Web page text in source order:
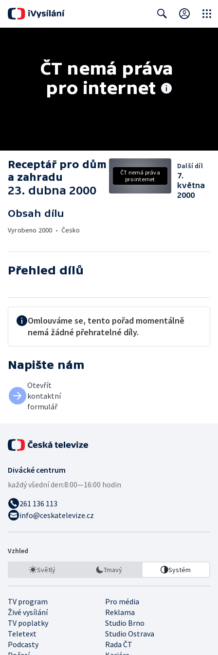
ČT nemá práva
pro internet
Receptář pro dům
a zahradu
23. dubna 2000
Obsah dílu
Vyrobeno 2000 • Česko
ČT nemá práva
pro internet
Další díl
7.
května
2000
Přehled dílů
Omlouváme se, tento pořad momentálně
nemá žádné přehratelné díly.
Napište nám
Otevřít
kontaktní
formulář
Divácké centrum
každý všední den:8:00—16:00 hodin
261 136 113
info@ceskatelevize.cz
Vzhled
Světlý Tmavý Systém
TV program
Pro média
Živé vysílání
Reklama
TV poplatky
Studio Brno
Teletext
Studio Ostrava
Podcasty
Rada ČT